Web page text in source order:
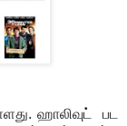
ஹாலிவுட் பட